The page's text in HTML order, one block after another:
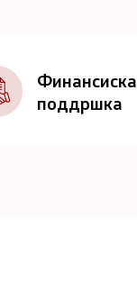
Финансиска
поддршка